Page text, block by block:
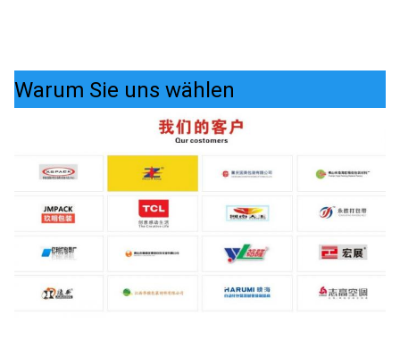
Warum Sie uns wählen